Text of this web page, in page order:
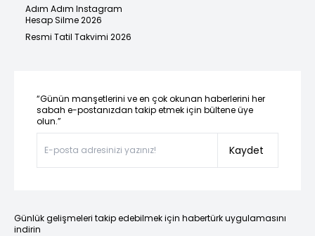
Adım Adım Instagram
Hesap Silme 2026
Resmi Tatil Takvimi 2026
“Günün manşetlerini ve en çok okunan haberlerini her
sabah e-postanızdan takip etmek için bültene üye
olun.”
Kaydet
Günlük gelişmeleri takip edebilmek için habertürk uygulamasını
indirin